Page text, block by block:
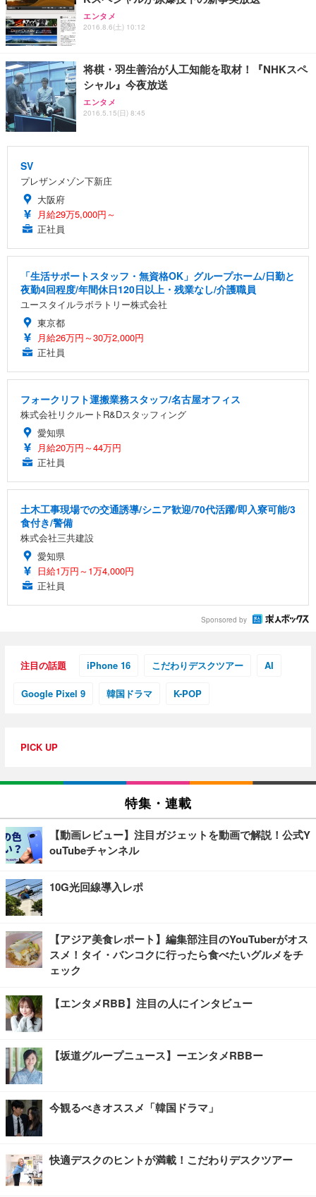
Sezlife オフィスチェア デスクチェア 疲れない テレ
ワーク チェア 強化バックレスト 30度ロッキング機
ョン PCチェア 通気性メッシュ ゲーミング/勉強/事
務用 おしゃれ パソコンチェア (ホワイト)
ANDWINT オフィスチェア デスクチェア 肘なし メ
ッシュ 通気性 ランバーサポート付き 腰サポート ガ
ス圧無段階昇降 360度回転 キャスター付き コンパク
勤務 ブラック
【整備済み品】Dell E2724HS 27インチ 液晶モニタ
ー フルHD（1920×1080）VA 非光沢 HDMI/DisplayP
【MiniLED/24.5inch/280Hz/FHD】GRAPHT THE S
HOOTER Gaming Monitor 24” Essential ゲーミン
グモニター QD 24.5インチ 1ms FHD 量子ドット 残
Smart Basic(スマートベーシック) 【Amazon.co.jp
限定】 Smart Basic アイリスオーヤマ ペットシーツ
アイリスオーヤマ ペットシーツ 超厚型 お徳用 レギ
ュラー 200枚入【Amazon.co.jp限定】
エンタメ
2016.8.6(土) 10:12
将棋・羽生善治が人工知能を取材！『NHKスペ
シャル』今夜放送
エンタメ
2016.5.15(日) 8:45
SV
プレザンメゾン下新庄
大阪府
月給29万5,000円～
正社員
「生活サポートスタッフ・無資格OK」グループホーム/日勤と
夜勤4回程度/年間休日120日以上・残業なし/介護職員
ユースタイルラボラトリー株式会社
東京都
月給26万円～30万2,000円
正社員
フォークリフト運搬業務スタッフ/名古屋オフィス
株式会社リクルートR&Dスタッフィング
愛知県
月給20万円～44万円
正社員
土木工事現場での交通誘導/シニア歓迎/70代活躍/即入寮可能/3
食付き/警備
株式会社三共建設
愛知県
日給1万円～1万4,000円
正社員
Sponsored by
注目の話題 iPhone 16 こだわりデスクツアー AI
Google Pixel 9 韓国ドラマ K-POP
PICK UP
特集・連載
【動画レビュー】注目ガジェットを動画で解説！公式Y
ouTubeチャンネル
10G光回線導入レポ
【アジア美食レポート】編集部注目のYouTuberがオス
スメ！タイ・バンコクに行ったら食べたいグルメをチ
ェック
【エンタメRBB】注目の人にインタビュー
【坂道グループニュース】ーエンタメRBBー
今観るべきオススメ「韓国ドラマ」
快適デスクのヒントが満載！こだわりデスクツアー